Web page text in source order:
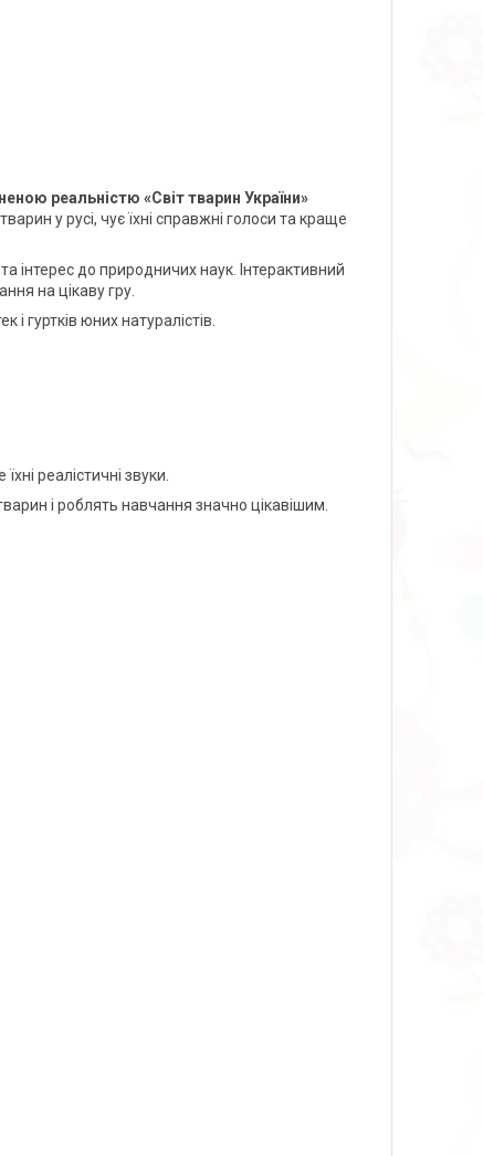
реальністю «Світ тварин України»
у русі, чує їхні справжні голоси та краще
інтерес до природничих наук. Інтерактивний
на цікаву гру.
і гуртків юних натуралістів.
реалістичні звуки.
і роблять навчання значно цікавішим.